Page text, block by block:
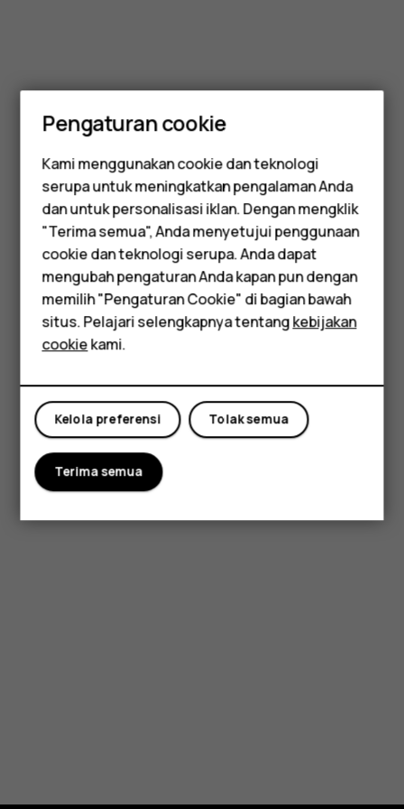
Smartphone
Feature phones
Aksesori
Tablet
Pengaturan cookie
Kami menggunakan cookie dan teknologi
serupa untuk meningkatkan pengalaman Anda
dan untuk personalisasi iklan. Dengan mengklik
"Terima semua", Anda menyetujui penggunaan
cookie dan teknologi serupa. Anda dapat
mengubah pengaturan Anda kapan pun dengan
memilih "Pengaturan Cookie" di bagian bawah
situs. Pelajari selengkapnya tentangkebijakan
cookiekami.
Tolak semua
Kelola preferensi
Terima semua